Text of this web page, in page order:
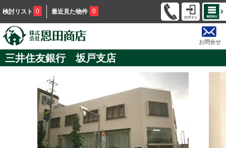
検討リスト 0 最近見た物件 0
お問合せ
三井住友銀行 坂戸支店